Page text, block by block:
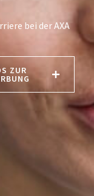
bei der AXA
ZUR